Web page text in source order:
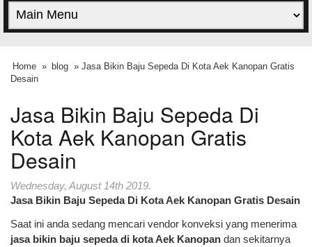
Home » blog » Jasa Bikin Baju Sepeda Di Kota Aek Kanopan Gratis
Desain
Jasa Bikin Baju Sepeda Di
Kota Aek Kanopan Gratis
Desain
Wednesday, August 14th 2019.
Jasa Bikin Baju Sepeda Di Kota Aek Kanopan Gratis Desain
Saat ini anda sedang mencari vendor konveksi yang menerima
jasa bikin baju sepeda di kota Aek Kanopan dan sekitarnya